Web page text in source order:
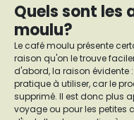
Quels sont les
moulu?
Le café moulu présente
raison qu'on le trouve
d'abord, la raison évidente
pratique à utiliser, car le
supprimé. Il est donc plus
voyage ou pour les petites